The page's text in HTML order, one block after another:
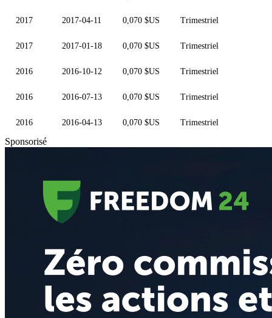
2017 2017-04-11 0,070 $US Trimestriel
2017 2017-01-18 0,070 $US Trimestriel
2016 2016-10-12 0,070 $US Trimestriel
2016 2016-07-13 0,070 $US Trimestriel
2016 2016-04-13 0,070 $US Trimestriel
Sponsorisé